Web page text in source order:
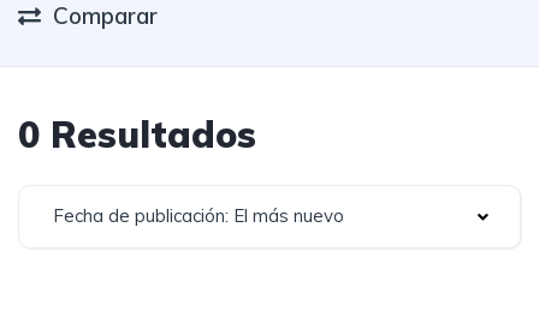
Comparar
0 Resultados
Fecha de publicación: El más nuevo